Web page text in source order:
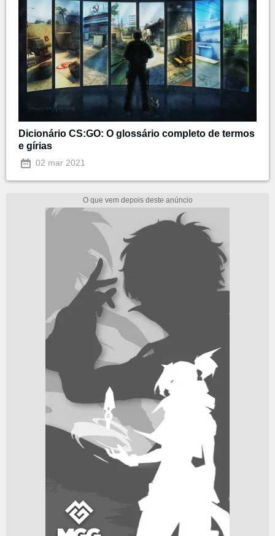
Dicionário CS:GO: O glossário completo de termos
e gírias
02 mar 2021